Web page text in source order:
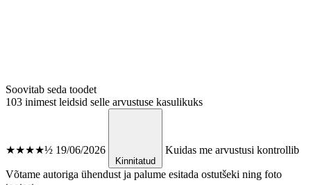
Soovitab seda toodet
103 inimest leidsid selle arvustuse kasulikuks
★★★★½ 19/06/2026
Kinnitatud
Kuidas me arvustusi kontrollib
Võtame autoriga ühendust ja palume esitada ostutšeki ning foto